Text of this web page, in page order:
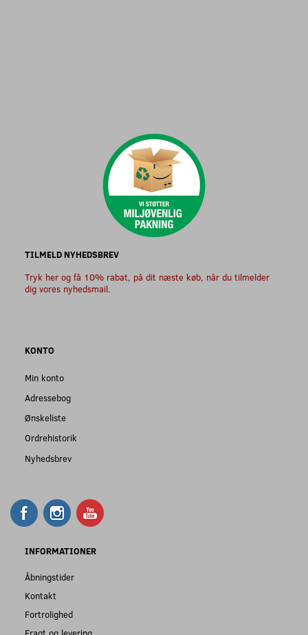
TILMELD NYHEDSBREV
Tryk her og få 10% rabat, på dit næste køb, når du tilmelder
dig vores nyhedsmail.
KONTO
Min konto
Adressebog
Ønskeliste
Ordrehistorik
Nyhedsbrev
INFORMATIONER
Åbningstider
Kontakt
Fortrolighed
Fragt og levering